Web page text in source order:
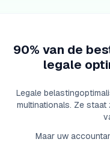
90% van de
legale
Legale
multinationals. Ze
Maar uw